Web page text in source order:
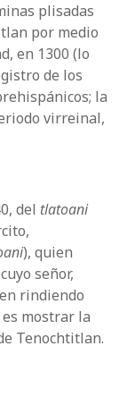
plisadas
por medio
en 1300 (lo
de los
la
virreinal,
del tlatoani
), quien
señor,
rindiendo
mostrar la
Tenochtitlan.